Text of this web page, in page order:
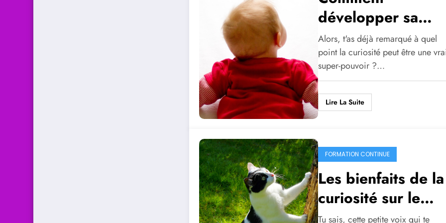
développer sa
curiosité ?
Alors, t'as déjà remarqué à quel
point la curiosité peut être une
super-pouvoir ?…
Lire La Suite
FORMATION CONTINUE
Les bienfaits de la
curiosité sur le
cerveau
Tu sais, cette petite voix qui te